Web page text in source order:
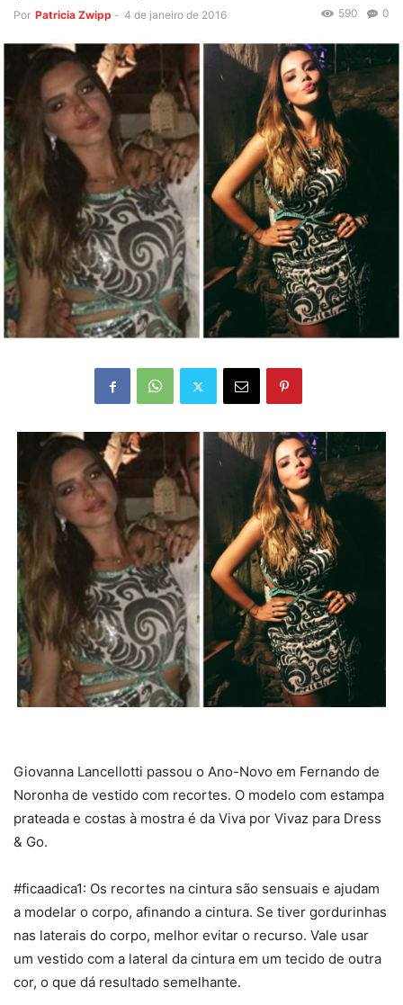
Por Patricia Zwipp - 4 de janeiro de 2016 0
590
Giovanna Lancellotti passou o Ano-Novo em Fernando de
Noronha de vestido com recortes. O modelo com estampa
prateada e costas à mostra é da Viva por Vivaz para Dress
& Go.
#ficaadica1: Os recortes na cintura são sensuais e ajudam
a modelar o corpo, afinando a cintura. Se tiver gordurinhas
nas laterais do corpo, melhor evitar o recurso. Vale usar
um vestido com a lateral da cintura em um tecido de outra
cor, o que dá resultado semelhante.